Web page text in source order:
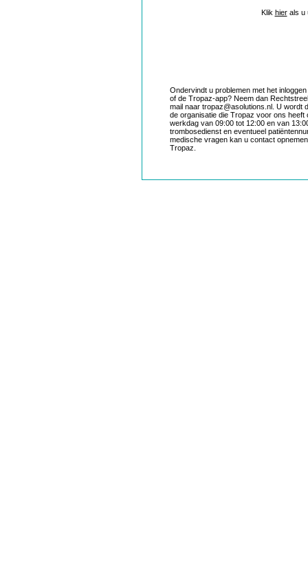
Klik hierals u
Ondervindt u problemen met het
of de Tropaz-app? Neem dan
mail naar tropaz@asolutions.nl. U wordt
de organisatie die Tropaz voor ons
werkdag van 09:00 tot 12:00 en van
trombosedienst en eventueel
medische vragen kan u contact
Tropaz.